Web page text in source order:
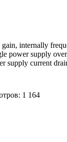
internally
power supply
supply current
1 164